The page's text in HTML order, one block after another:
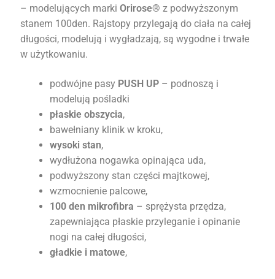
– modelujących marki Orirose® z podwyższonym
stanem 100den. Rajstopy przylegają do ciała na całej
długości, modelują i wygładzają, są wygodne i trwałe
w użytkowaniu.
podwójne pasy PUSH UP– podnoszą i
modelują pośladki
płaskie obszycia,
bawełniany klinik w kroku,
wysoki stan,
wydłużona nogawka opinająca uda,
podwyższony stan części majtkowej,
wzmocnienie palcowe,
100 den mikrofibra – sprężysta przędza,
zapewniająca płaskie przyleganie i opinanie
nogi na całej długości,
gładkie i matowe,